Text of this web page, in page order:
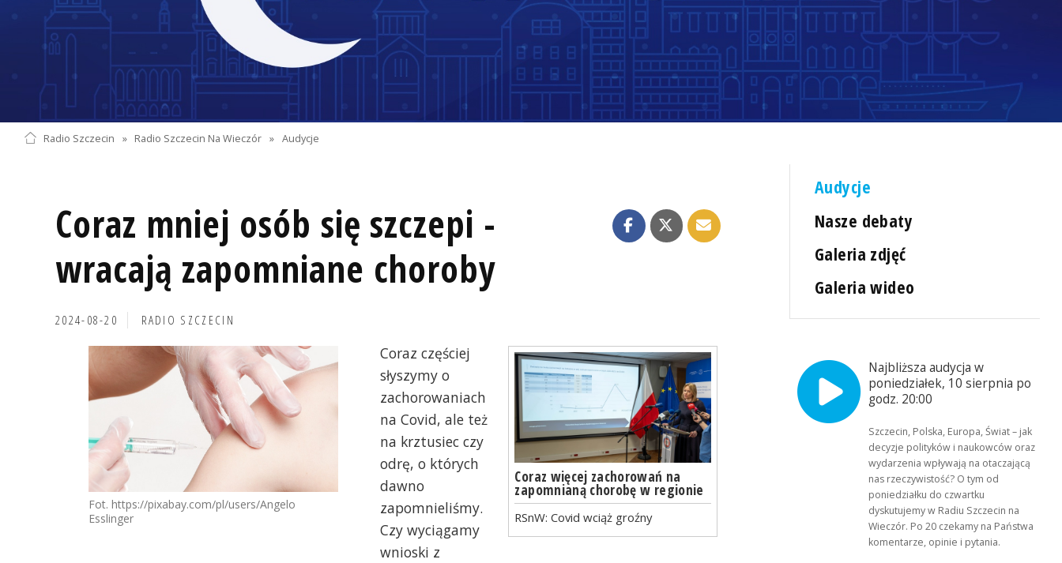
Radio Szczecin » Radio Szczecin Na Wieczór » Audycje
Coraz mniej osób się szczepi -
wracają zapomniane choroby
2024-08-20 RADIO SZCZECIN
Fot. https://pixabay.com/pl/users/Angelo
Esslinger
Coraz więcej zachorowań na
zapomnianą chorobę w regionie
RSnW: Covid wciąż groźny
Coraz częściej
słyszymy o
zachorowaniach
na Covid, ale też
na krztusiec czy
odrę, o których
dawno
zapomnieliśmy.
Czy wyciągamy
wnioski z
Audycje
Nasze debaty
Galeria zdjęć
Galeria wideo
Najbliższa audycja w
poniedziałek, 10 sierpnia po
godz. 20:00
Szczecin, Polska, Europa, Świat – jak
decyzje polityków i naukowców oraz
wydarzenia wpływają na otaczającą
nas rzeczywistość? O tym od
poniedziałku do czwartku
dyskutujemy w Radiu Szczecin na
Wieczór. Po 20 czekamy na Państwa
komentarze, opinie i pytania.